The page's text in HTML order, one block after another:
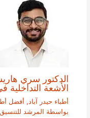
الدكتور سري
الأشعة التداخلية
أطباء حيدر آباد, أفضل
بواسطة المرشد